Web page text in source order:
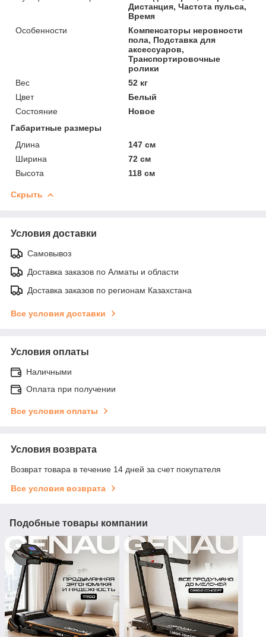
Дистанция, Частота пульса,
Время
Особенности
Компенсаторы неровности
пола, Подставка для
аксессуаров,
Транспортировочные
ролики
Вес
52 кг
Цвет
Белый
Состояние
Новое
Габаритные размеры
Длина
147 см
Ширина
72 см
Высота
118 см
Скрыть
Условия доставки
Самовывоз
Доставка заказов по Алматы и области
Доставка заказов по регионам Казахстана
Все условия доставки
Условия оплаты
Наличными
Оплата при получении
Все условия оплаты
Условия возврата
Возврат товара в течение 14 дней за счет покупателя
Все условия возврата
Подобные товары компании